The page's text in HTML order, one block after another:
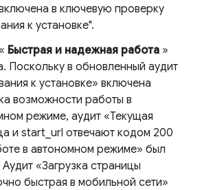
в ключевую проверку
к установке".
Быстрая и надежная работа »
Поскольку в обновленный аудит
к установке» включена
возможности работы в
режиме, аудит «Текущая
и start_url отвечают кодом 200
в автономном режиме» был
«Загрузка страницы
быстрая в мобильной сети»